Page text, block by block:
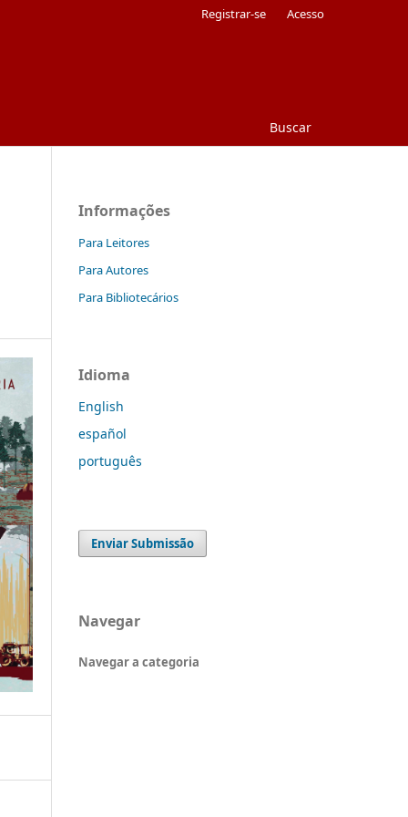
Buscar
Registrar-se Acesso
Informações
Para Leitores
Para Autores
Para Bibliotecários
Idioma
English
español
português
Enviar Submissão
Navegar
Navegar a categoria